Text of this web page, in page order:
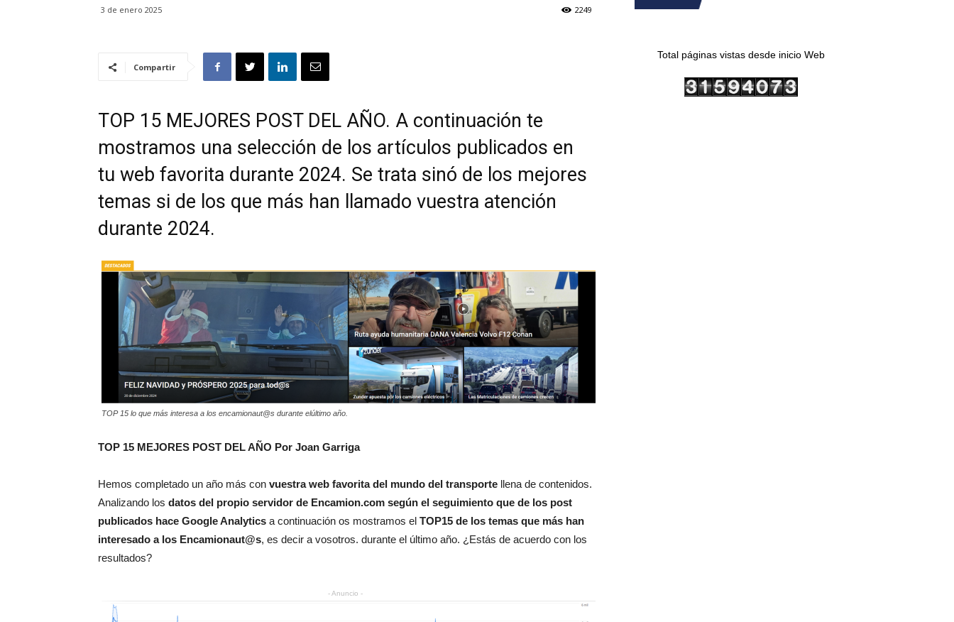
3 de enero 2025 2249
Compartir
TOP 15 MEJORES POST DEL AÑO. A continuación te
mostramos una selección de los artículos publicados en
tu web favorita durante 2024. Se trata sinó de los mejores
temas si de los que más han llamado vuestra atención
durante 2024.
TOP 15 lo que más interesa a los encamionaut@s durante elúltimo año.
TOP 15 MEJORES POST DEL AÑO Por Joan Garriga
Hemos completado un año más con vuestra web favorita del mundo del transporte llena de contenidos.
Analizando los datos del propio servidor de Encamion.com según el seguimiento que de los post
publicados hace Google Analytics a continuación os mostramos el TOP15 de los temas que más han
interesado a los Encamionaut@s, es decir a vosotros. durante el último año. ¿Estás de acuerdo con los
resultados?
- Anuncio -
Total páginas vistas desde inicio Web